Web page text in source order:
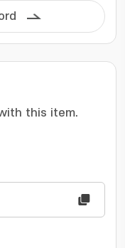
this item.